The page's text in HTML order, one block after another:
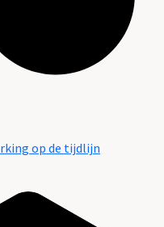
op de tijdlijn